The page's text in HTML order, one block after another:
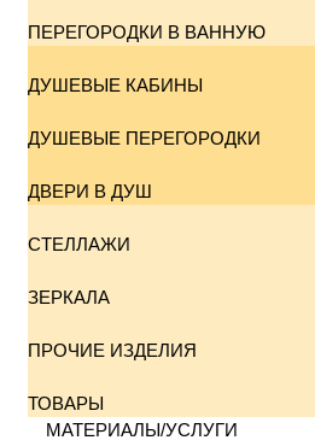
ПЕРЕГОРОДКИ В ВАННУЮ
ДУШЕВЫЕ КАБИНЫ
ДУШЕВЫЕ ПЕРЕГОРОДКИ
ДВЕРИ В ДУШ
СТЕЛЛАЖИ
ЗЕРКАЛА
ПРОЧИЕ ИЗДЕЛИЯ
ТОВАРЫ
МАТЕРИАЛЫ/УСЛУГИ